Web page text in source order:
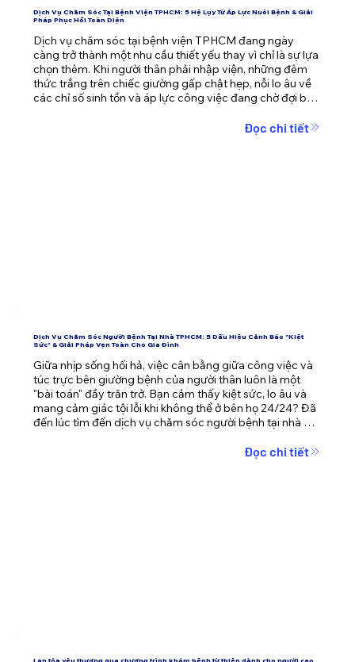
Dịch Vụ Chăm Sóc Tại Bệnh Viện TPHCM: 5 Hệ Lụy Từ Áp Lực Nuôi Bệnh & Giải
Pháp Phục Hồi Toàn Diện
Dịch vụ chăm sóc tại bệnh viện TPHCM đang ngày
càng trở thành một nhu cầu thiết yếu thay vì chỉ là sự lựa
chọn thêm. Khi người thân phải nhập viện, những đêm
thức trắng trên chiếc giường gấp chật hẹp, nỗi lo âu về
các chỉ số sinh tồn và áp lực công việc đang chờ đợi bên
ai. Bài viết này sẽ phân tích sâu về hội chứng kiệt sức khi
Đọc chi tiết
Dịch Vụ Chăm Sóc Người Bệnh Tại Nhà TPHCM: 5 Dấu Hiệu Cảnh Báo "Kiệt
Sức" & Giải Pháp Vẹn Toàn Cho Gia Đình
Giữa nhịp sống hối hả, việc cân bằng giữa công việc và
túc trực bên giường bệnh của người thân luôn là một
"bài toán" đầy trăn trở. Bạn cảm thấy kiệt sức, lo âu và
mang cảm giác tội lỗi khi không thể ở bên họ 24/24? Đã
đến lúc tìm đến dịch vụ chăm sóc người bệnh tại nhà
người bệnh mà còn giải phóng áp lực tâm lý cho cả gia
Đọc chi tiết
Lan tỏa yêu thương qua chương trình khám bệnh từ thiện dành cho người cao